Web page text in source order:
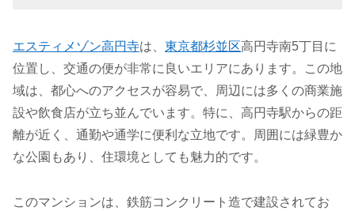
エスティメゾン高円寺は、 東京都杉並区高円寺南5丁目に
位置し、交通の便が非常に良いエリアにあります。この地
域は、都心へのアクセスが容易で、周辺には多くの商業施
設や飲食店が立ち並んでいます。特に、高円寺駅からの距
離が近く、通勤や通学に便利な立地です。周囲には緑豊か
な公園もあり、住環境としても魅力的です。
このマンションは、鉄筋コンクリート造で建設されてお